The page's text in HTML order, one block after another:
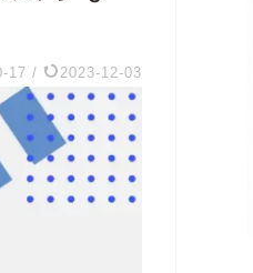
17 / 2023-12-03